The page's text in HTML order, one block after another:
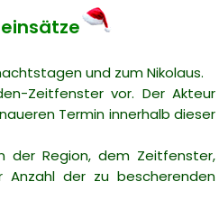
und zum Nikolaus.
Zeitfenster vor. Der Akteur
Termin innerhalb dieser
der Region, dem Zeitfenster,
der zu bescherenden